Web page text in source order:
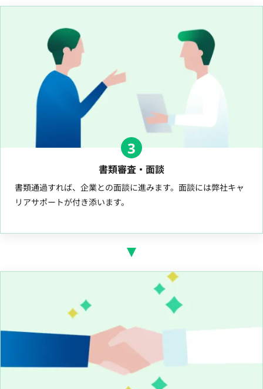
3
書類審査・面談
書類通過すれば、企業との面談に進みます。面談には弊社キャ
リアサポートが付き添います。